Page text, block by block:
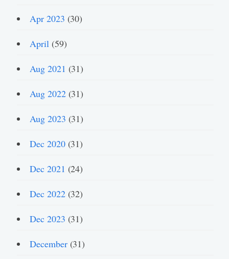
Apr 2023 (30)
April(59)
Aug 2021 (31)
Aug 2022(31)
Aug 2023 (31)
Dec 2020(31)
Dec 2021 (24)
Dec 2022(32)
Dec 2023 (31)
December(31)